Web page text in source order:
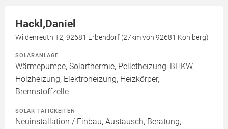
Hackl,Daniel
Wildenreuth T2, 92681 Erbendorf (27km von 92681 Kohlberg)
SOLARANLAGE
Wärmepumpe, Solarthermie, Pelletheizung, BHKW,
Holzheizung, Elektroheizung, Heizkörper,
Brennstoffzelle
SOLAR TÄTIGKEITEN
Neuinstallation / Einbau, Austausch, Beratung,